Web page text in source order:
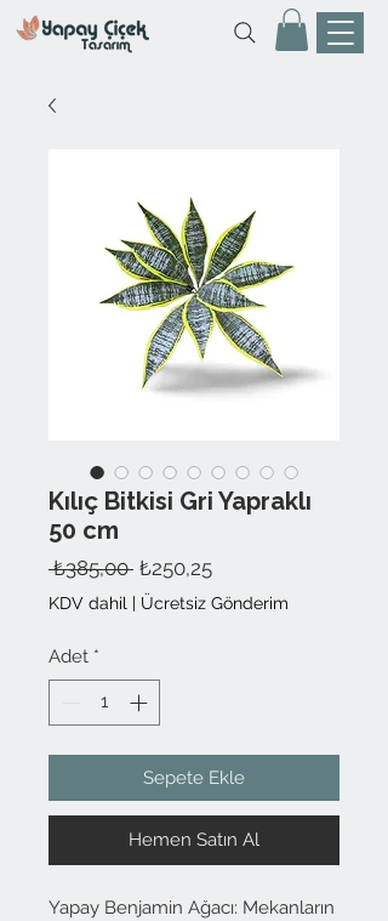
Kılıç Bitkisi Gri Yapraklı
50 cm
₺385,00 Normal
Fiyat
₺250,25İndirimli
Fiyat
KDV dahil | Ücretsiz Gönderim
Adet *
Sepete Ekle
Hemen Satın Al
Yapay Benjamin Ağacı: Mekanların